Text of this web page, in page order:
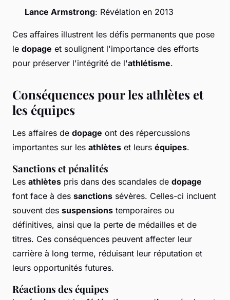
Lance Armstrong: Révélation en 2013
Ces affaires illustrent les défis permanents que pose
le dopage et soulignent l'importance des efforts
pour préserver l'intégrité de l'athlétisme.
Conséquences pour les athlètes et
les équipes
Les affaires de dopage ont des répercussions
importantes sur les athlètes et leurs équipes.
Sanctions et pénalités
Les athlètes pris dans des scandales de dopage
font face à des sanctions sévères. Celles-ci incluent
souvent des suspensions temporaires ou
définitives, ainsi que la perte de médailles et de
titres. Ces conséquences peuvent affecter leur
carrière à long terme, réduisant leur réputation et
leurs opportunités futures.
Réactions des équipes